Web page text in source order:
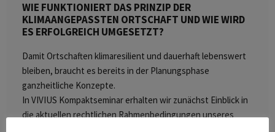
WIE FUNKTIONIERT DAS PRINZIP DER
KLIMAANGEPASSTEN ORTSCHAFT UND WIE WIRD
ES ERFOLGREICH UMGESETZT?
Damit Ortschaften klimaresilient und dauerhaft lebenswert
bleiben, braucht es bereits in der Planungsphase
ganzheitliche Konzepte.
In VIVIUS Kompaktseminar erhalten wir zunächst Einblick in
die aktuellen rechtlichen Rahmenbedingungen unseres